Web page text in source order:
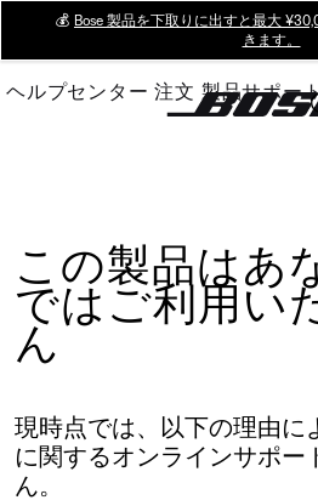
Main
💰 Bose 製品を下取りに出すと最大
きます。
ヘルプセンター 注文 製品サポー
この製品はあ
ではご利用い
ん
現時点では、以下の理由に
に関するオンラインサポー
ん。